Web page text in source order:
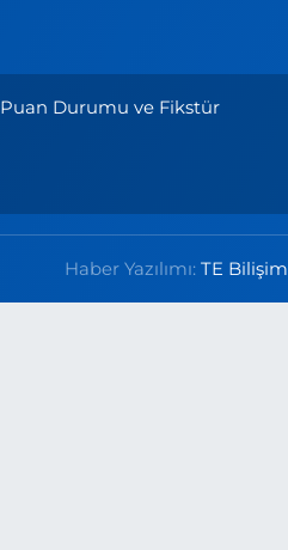
Puan Durumu ve Fikstür
Haber Yazılımı:TE Bilişim